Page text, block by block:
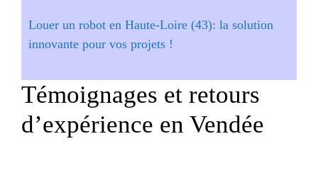
Louer un robot en Haute-Loire (43): la solution
innovante pour vos projets !
Témoignages et retours
d’expérience en Vendée